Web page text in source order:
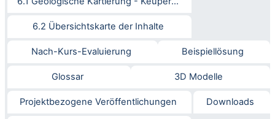
6.2 Übersichtskarte der Inhalte
Nach-Kurs-Evaluierung Beispiellösung
Glossar 3D Modelle
Projektbezogene Veröffentlichungen Downloads